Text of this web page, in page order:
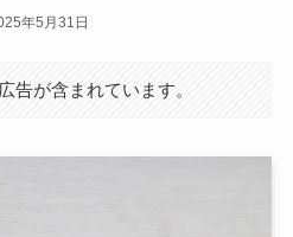
年5月31日
告が含まれています。